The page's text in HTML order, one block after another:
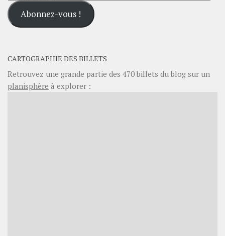
e-
mailAbonnez-vous !
CARTOGRAPHIE DES BILLETS
Retrouvez une grande partie des 470billets du blog sur un
planisphère à explorer :